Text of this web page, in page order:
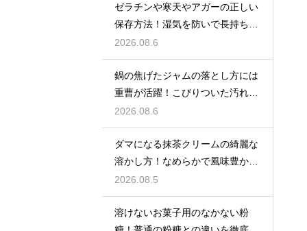
ゼラチンや寒天やアガーの正しい
保存方法！湿気を防いで長持ちさ
せるコツ
2026.08.6
鍋の焦げたジャムの落とし方には
重曹が活躍！こびりついた汚れを
綺麗に落としてピカピカにする技
2026.08.6
ダマになる抹茶クリームの綺麗な
溶かし方！なめらかで風味豊かな
クリームを作る
2026.08.5
溶けないお菓子用のなかない粉